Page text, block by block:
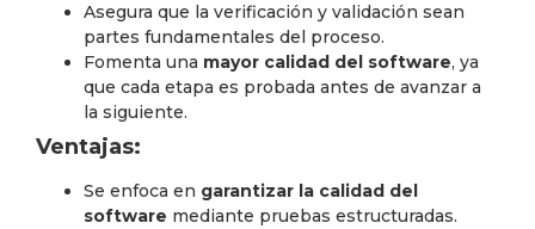
Asegura que la verificación y validación sean
partes fundamentales del proceso.
Fomenta una mayor calidad del software, ya
que cada etapa es probada antes de avanzar a
la siguiente.
Ventajas:
Se enfoca en garantizar la calidad del
software mediante pruebas estructuradas.